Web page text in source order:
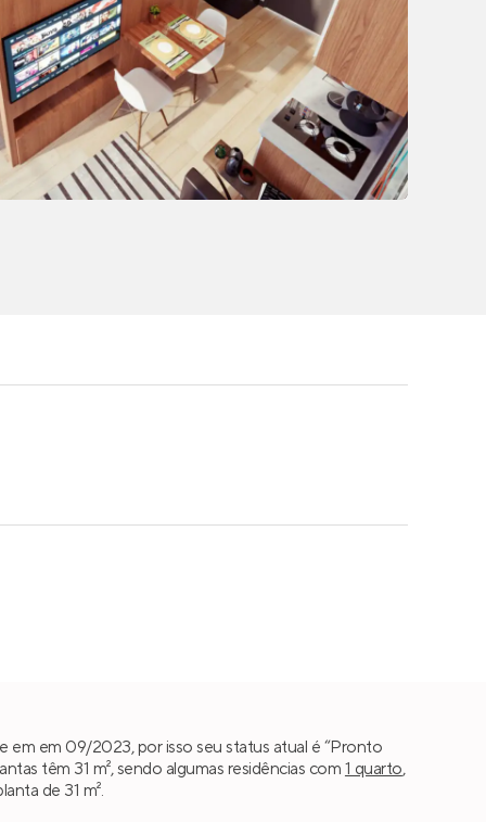
em em 09/2023, por isso seu status atual é “Pronto
têm 31 m², sendo algumas residências com 1 quarto,
de 31 m².